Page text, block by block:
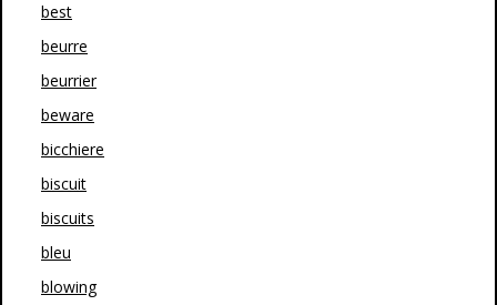
best
beurre
beurrier
beware
bicchiere
biscuit
biscuits
bleu
blowing